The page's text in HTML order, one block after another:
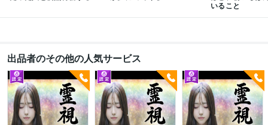
風水アドバイザー 取得年 : 2016年
ホロスコープリーディングマスター 取得年 : 2020年
パワーストーンセラピスト 取得年 : 2022年
プログラミング言語・フレームワーク
C:10年
ビジネス・クリエイティブツール
いること
出品者のその他の人気サービス